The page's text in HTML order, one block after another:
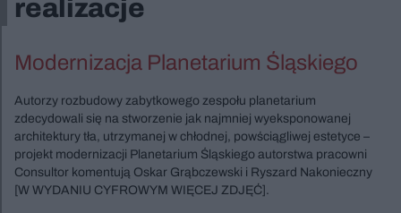
realizacje
Modernizacja Planetarium Śląskiego
Autorzy rozbudowy zabytkowego zespołu planetarium
zdecydowali się na stworzenie jak najmniej wyeksponowanej
architektury tła, utrzymanej w chłodnej, powściągliwej estetyce –
projekt modernizacji Planetarium Śląskiego autorstwa pracowni
Consultor komentują Oskar Grąbczewski i Ryszard Nakonieczny
[W WYDANIU CYFROWYM WIĘCEJ ZDJĘĆ].